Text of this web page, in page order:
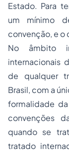
Estado. Para
um mínimo
convenção, e o
No âmbito
internacionais
de qualquer
Brasil, com a
formalidade
convenções
quando se
tratado